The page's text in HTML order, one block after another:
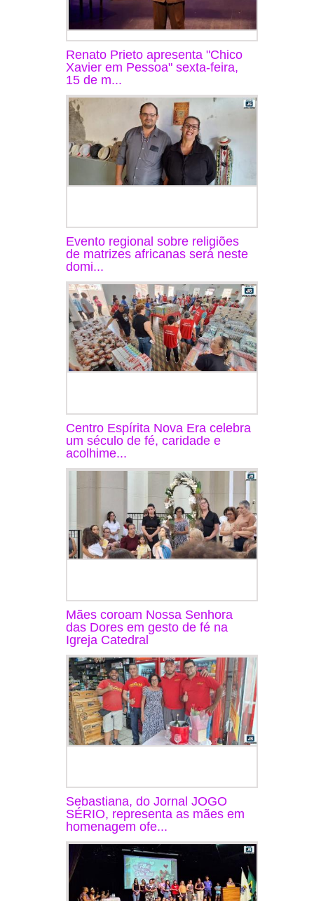
Renato Prieto apresenta "Chico
Xavier em Pessoa" sexta-feira,
15 de m...
Evento regional sobre religiões
de matrizes africanas será neste
domi...
Centro Espírita Nova Era celebra
um século de fé, caridade e
acolhime...
Mães coroam Nossa Senhora
das Dores em gesto de fé na
Igreja Catedral
Sebastiana, do Jornal JOGO
SÉRIO, representa as mães em
homenagem ofe...